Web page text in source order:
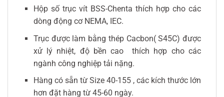
Chi tiết
Hộp số trục vít BSS-Chenta thích hợp cho các
dòng động cơ NEMA, IEC.
Trục được làm bằng thép Cacbon( S45C) được
xử lý nhiệt, độ bền cao thích hợp cho các
ngành công nghiệp tải nặng.
Hàng có sẵn từ Size 40-155 , các kích thước lớn
hơn đặt hàng từ 45-60 ngày.